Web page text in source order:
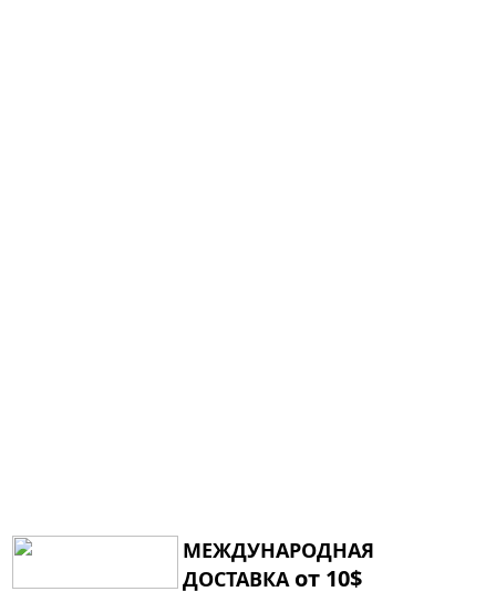
МЕЖДУНАРОДНАЯ
ДОСТАВКА от 10$